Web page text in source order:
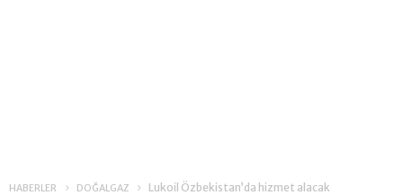
HABERLER DOĞALGAZ Lukoil Özbekistan’da hizmet alacak